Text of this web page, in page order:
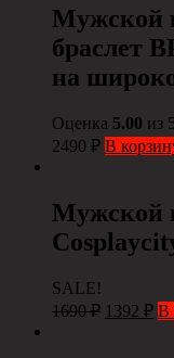
Мужской
браслет
на
Оценка 5.00 из 5
2490 ₽ В
Мужской
SALE!
1690₽ 1392 ₽ В